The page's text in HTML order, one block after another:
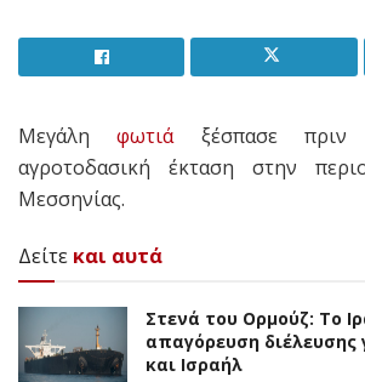
Μεγάληφωτιάξέσπασε
αγροτοδασική έκταση στην
Μεσσηνίας.
Δείτε και αυτά
Στενά του Ορμούζ: Το
απαγόρευση διέλευσης
και Ισραήλ